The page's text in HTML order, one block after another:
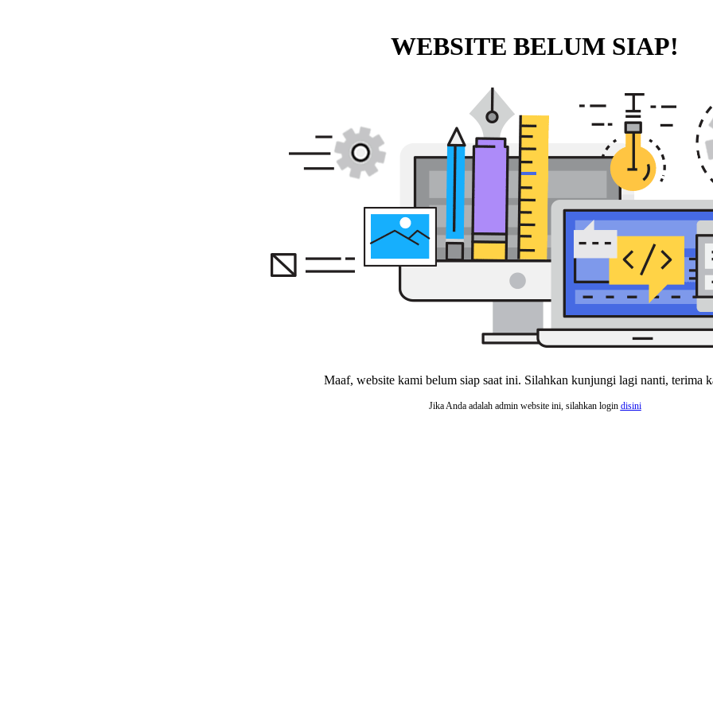
WEBSITE BELUM SIAP!
Maaf, website kami belum siap saat ini. Silahkan kunjungi lagi nanti, terima
Jika Anda adalah admin website ini, silahkan login disini